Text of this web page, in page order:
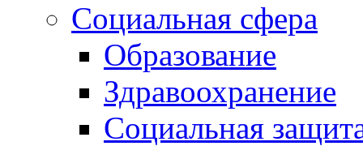
Социальная сфера
Образование
Здравоохранение
Социальная